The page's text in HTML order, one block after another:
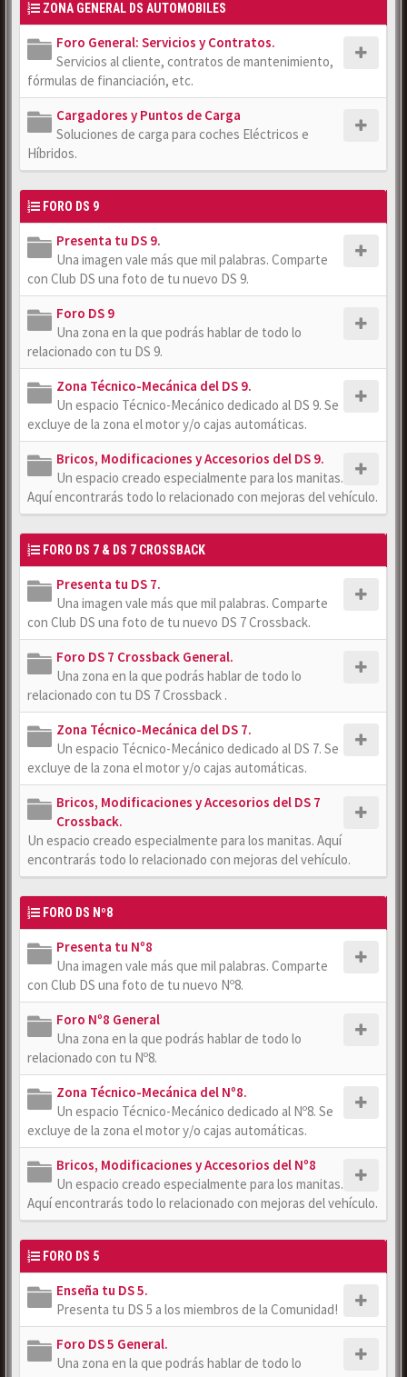
ZONA GENERAL DS AUTOMOBILES
Foro General: Servicios y Contratos.
Servicios al cliente, contratos de mantenimiento,
fórmulas de financiación, etc.
Cargadores y Puntos de Carga
Soluciones de carga para coches Eléctricos e
Híbridos.
FORO DS 9
Presenta tu DS 9.
Una imagen vale más que mil palabras. Comparte
con Club DS una foto de tu nuevo DS 9.
Foro DS 9
Una zona en la que podrás hablar de todo lo
relacionado con tu DS 9.
Zona Técnico-Mecánica del DS 9.
Un espacio Técnico-Mecánico dedicado al DS 9. Se
excluye de la zona el motor y/o cajas automáticas.
Bricos, Modificaciones y Accesorios del DS 9.
Un espacio creado especialmente para los manitas.
Aquí encontrarás todo lo relacionado con mejoras del vehículo.
FORO DS 7 & DS 7 CROSSBACK
Presenta tu DS 7.
Una imagen vale más que mil palabras. Comparte
con Club DS una foto de tu nuevo DS 7 Crossback.
Foro DS 7 Crossback General.
Una zona en la que podrás hablar de todo lo
relacionado con tu DS 7 Crossback .
Zona Técnico-Mecánica del DS 7.
Un espacio Técnico-Mecánico dedicado al DS 7. Se
excluye de la zona el motor y/o cajas automáticas.
Bricos, Modificaciones y Accesorios del DS 7
Crossback.
Un espacio creado especialmente para los manitas. Aquí
encontrarás todo lo relacionado con mejoras del vehículo.
FORO DS Nº8
Presenta tu Nº8
Una imagen vale más que mil palabras. Comparte
con Club DS una foto de tu nuevo Nº8.
Foro Nº8 General
Una zona en la que podrás hablar de todo lo
relacionado con tu Nº8.
Zona Técnico-Mecánica del Nº8.
Un espacio Técnico-Mecánico dedicado al Nº8. Se
excluye de la zona el motor y/o cajas automáticas.
Bricos, Modificaciones y Accesorios del Nº8
Un espacio creado especialmente para los manitas.
Aquí encontrarás todo lo relacionado con mejoras del vehículo.
FORO DS 5
Enseña tu DS 5.
Presenta tu DS 5 a los miembros de la Comunidad!
Foro DS 5 General.
Una zona en la que podrás hablar de todo lo